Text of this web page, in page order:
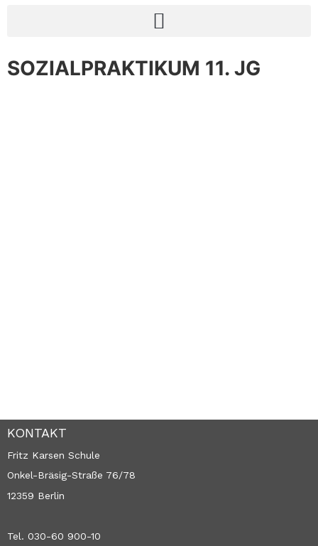
SOZIALPRAKTIKUM 11. JG
KONTAKT
Fritz Karsen Schule
Onkel-Bräsig-Straße 76/78
12359 Berlin
Tel. 030-60 900-10